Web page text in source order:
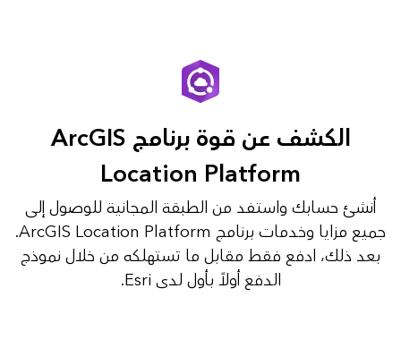
الكشف عن قوة برنامج ArcGIS
Location Platform
أنشئ حسابك واستفد من الطبقة المجانية للوصول إلى
جميع مزايا وخدمات برنامج ArcGIS Location Platform.
بعد ذلك، ادفع فقط مقابل ما تستهلكه من خلال نموذج
الدفع أولاً بأول لدى Esri.